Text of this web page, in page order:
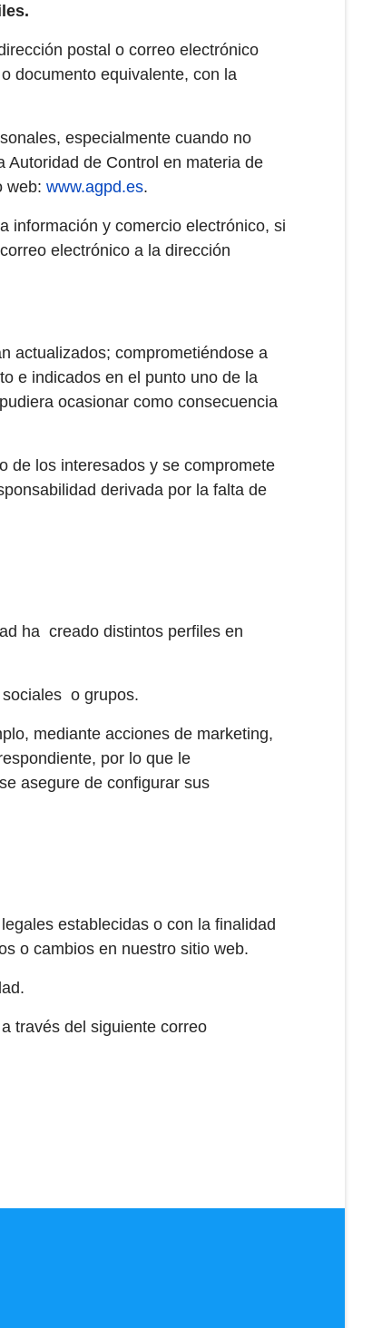
postal o correo electrónico
documento equivalente, con la
especialmente cuando no
Autoridad de Control en materia de
web: www.agpd.es.
información y comercio electrónico, si
electrónico a la dirección
actualizados; comprometiéndose a
e indicados en el punto uno de la
ocasionar como consecuencia
de los interesados y se compromete
derivada por la falta de
ha creado distintos perfiles en
sociales o grupos.
mediante acciones de marketing,
por lo que le
asegure de configurar sus
establecidas o con la finalidad
o cambios en nuestro sitio web.
través del siguiente correo